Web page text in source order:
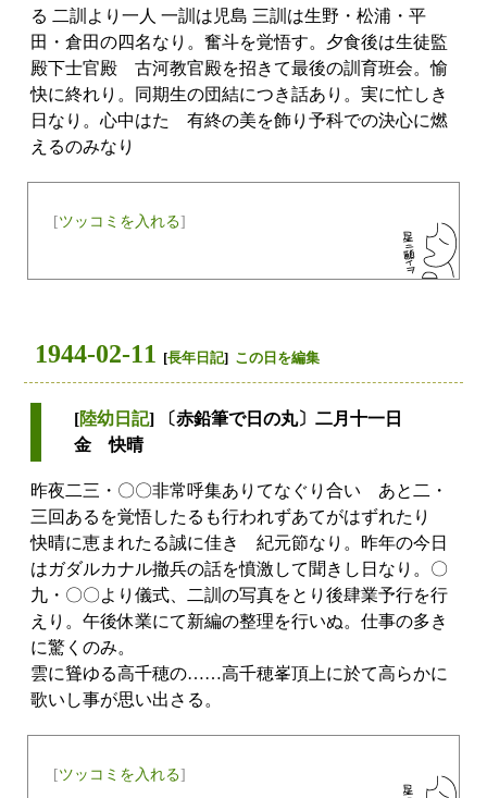
る 二訓より一人 一訓は児島 三訓は生野・松浦・平
田・倉田の四名なり。奮斗を覚悟す。夕食後は生徒監
殿下士官殿 古河教官殿を招きて最後の訓育班会。愉
快に終れり。同期生の団結につき話あり。実に忙しき
日なり。心中はたゞ有終の美を飾り予科での決心に燃
えるのみなり
[ツッコミを入れる]
1944-02-11 [長年日記] この日を編集
[陸幼日記] 〔赤鉛筆で日の丸〕二月十一日
金 快晴
昨夜二三・〇〇非常呼集ありてなぐり合い あと二・
三回あるを覚悟したるも行われずあてがはずれたり
快晴に恵まれたる誠に佳き 紀元節なり。昨年の今日
はガダルカナル撤兵の話を憤激して聞きし日なり。〇
九・〇〇より儀式、二訓の写真をとり後肆業予行を行
えり。午後休業にて新編の整理を行いぬ。仕事の多き
に驚くのみ。
雲に聳ゆる高千穂の……高千穂峯頂上に於て高らかに
歌いし事が思い出さる。
[ツッコミを入れる]